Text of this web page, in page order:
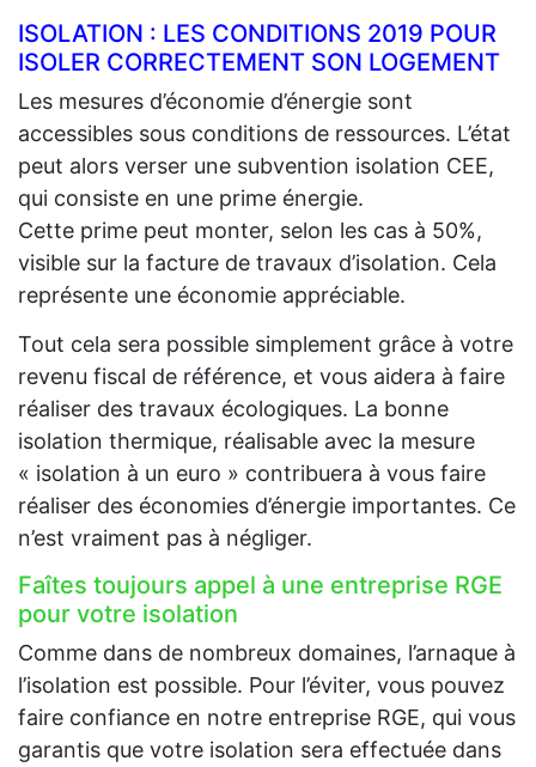
ISOLATION : LES CONDITIONS 2019 POUR
ISOLER CORRECTEMENT SON LOGEMENT
Les mesures d’économie d’énergie sont
accessibles sous conditions de ressources. L’état
peut alors verser une subvention isolation CEE,
qui consiste en une prime énergie.
Cette prime peut monter, selon les cas à 50%,
visible sur la facture de travaux d’isolation. Cela
représente une économie appréciable.
Tout cela sera possible simplement grâce à votre
revenu fiscal de référence, et vous aidera à faire
réaliser des travaux écologiques. La bonne
isolation thermique, réalisable avec la mesure
« isolation à un euro » contribuera à vous faire
réaliser des économies d’énergie importantes. Ce
n’est vraiment pas à négliger.
Faîtes toujours appel à une entreprise RGE
pour votre isolation
Comme dans de nombreux domaines, l’arnaque à
l’isolation est possible. Pour l’éviter, vous pouvez
faire confiance en notre entreprise RGE, qui vous
garantis que votre isolation sera effectuée dans